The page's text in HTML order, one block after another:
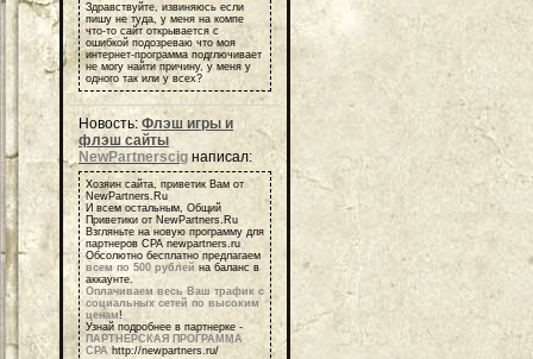
Здравствуйте, извиняюсь если
пишу не туда, у меня на компе
что-то сайт открывается с
ошибкой подозреваю что моя
интернет-программа подглючивает
не могу найти причину, у меня у
одного так или у всех?
Новость: Флэш игры и
флэш сайты
NewPartnerscig написал:
Хозяин сайта, приветик Вам от
NewPartners.Ru
И всем остальным, Общий
Приветики от NewPartners.Ru
Взгляньте на новую программу для
партнеров СРА newpartners.ru
Обсолютно бесплатно предлагаем
всем по 500 рублей на баланс в
аккаунте.
Оплачиваем весь Ваш трафик с
социальных сетей по высоким
ценам!
Узнай подробнее в партнерке -
ПАРТНЕРСКАЯ ПРОГРАММА
СРА http://newpartners.ru/